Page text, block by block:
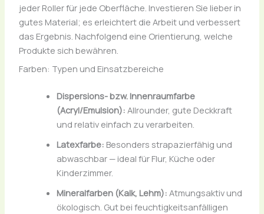
jeder Roller für jede Oberfläche. Investieren Sie lieber in
gutes Material; es erleichtert die Arbeit und verbessert
das Ergebnis. Nachfolgend eine Orientierung, welche
Produkte sich bewähren.
Farben: Typen und Einsatzbereiche
Dispersions- bzw. Innenraumfarbe
(Acryl/Emulsion): Allrounder, gute Deckkraft
und relativ einfach zu verarbeiten.
Latexfarbe: Besonders strapazierfähig und
abwaschbar — ideal für Flur, Küche oder
Kinderzimmer.
Mineralfarben (Kalk, Lehm): Atmungsaktiv und
ökologisch. Gut bei feuchtigkeitsanfälligen